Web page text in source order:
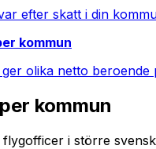
efter skatt i din
kommun
olika netto beroende
per kommun
flygofficer i större